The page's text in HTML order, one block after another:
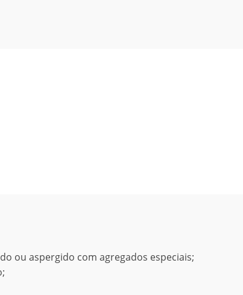
ou aspergido com agregados especiais;